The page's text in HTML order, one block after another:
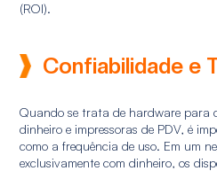
(ROI).
Confiabilidade e
Quando se trata de hardware para
dinheiro e impressoras de PDV, é
como a frequência de uso. Em um
exclusivamente com dinheiro, os